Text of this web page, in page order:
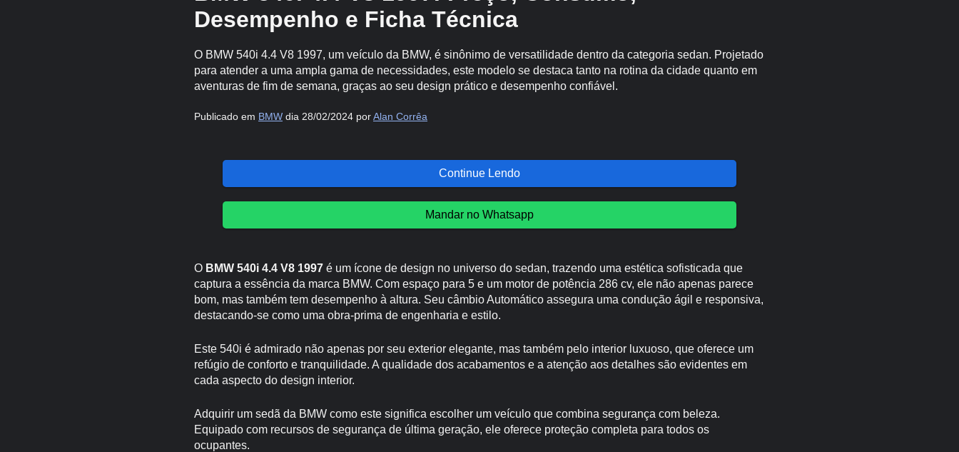
Desempenho e Ficha Técnica
O BMW 540i 4.4 V8 1997, um veículo da BMW, é sinônimo de versatilidade dentro da categoria sedan. Projetado
para atender a uma ampla gama de necessidades, este modelo se destaca tanto na rotina da cidade quanto em
aventuras de fim de semana, graças ao seu design prático e desempenho confiável.
Publicado em BMW dia 28/02/2024 porAlan Corrêa
Continue Lendo
Mandar no Whatsapp
O BMW 540i 4.4 V8 1997 é um ícone de design no universo do sedan, trazendo uma estética sofisticada que
captura a essência da marca BMW. Com espaço para 5 e um motor de potência 286 cv, ele não apenas parece
bom, mas também tem desempenho à altura. Seu câmbio Automático assegura uma condução ágil e responsiva,
destacando-se como uma obra-prima de engenharia e estilo.
Este 540i é admirado não apenas por seu exterior elegante, mas também pelo interior luxuoso, que oferece um
refúgio de conforto e tranquilidade. A qualidade dos acabamentos e a atenção aos detalhes são evidentes em
cada aspecto do design interior.
Adquirir um sedã da BMW como este significa escolher um veículo que combina segurança com beleza.
Equipado com recursos de segurança de última geração, ele oferece proteção completa para todos os
ocupantes.